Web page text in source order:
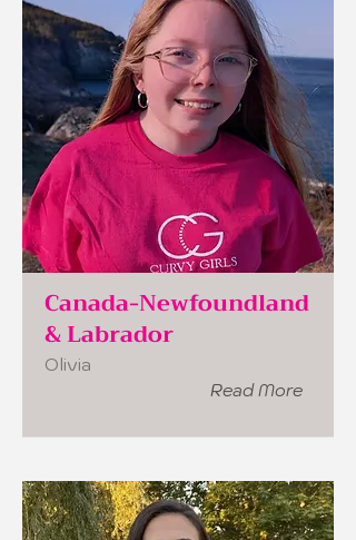
Canada-Newfoundland
& Labrador
Olivia
Read More